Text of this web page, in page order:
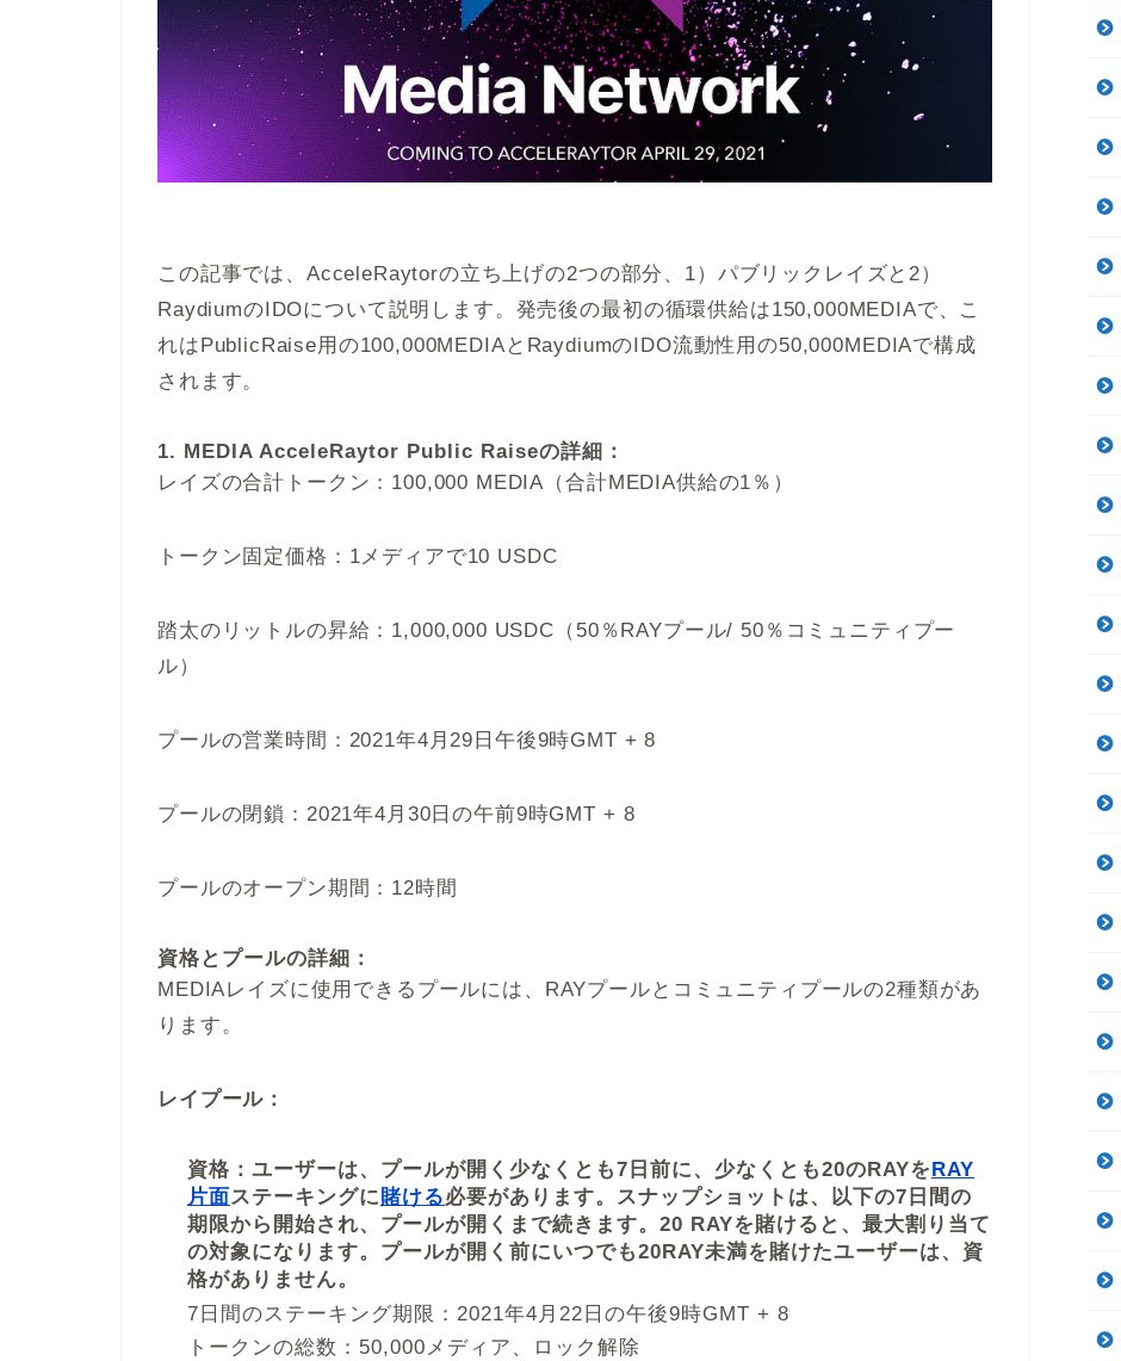
この記事では、AcceleRaytorの立ち上げの2つの部分、1）パブリックレイズと2）
RaydiumのIDOについて説明します。発売後の最初の循環供給は150,000MEDIAで、こ
れはPublicRaise用の100,000MEDIAとRaydiumのIDO流動性用の50,000MEDIAで構成
されます。
1. MEDIA AcceleRaytor Public Raiseの詳細：
レイズの合計トークン：100,000 MEDIA（合計MEDIA供給の1％）
トークン固定価格：1メディアで10 USDC
踏太の リットルの昇給：1,000,000 USDC（50％RAYプール/ 50％コミュニティプー
ル）
プールの営業時間：2021年4月29日午後9時GMT + 8
プールの閉鎖：2021年4月30日の午前9時GMT + 8
プールのオープン期間：12時間
資格とプールの詳細：
MEDIAレイズに使用できるプールには、RAYプールとコミュニティプールの2種類があ
ります。
レイプール：
資格：ユーザーは、プールが開く少なくとも7日前に、少なくとも20のRAYをRAY
片面ステーキングに賭ける必要があります。スナップショットは、以下の7日間の
期限から開始され、プールが開くまで続きます。20 RAYを賭けると、最大割り当て
の対象になります。プールが開く前にいつでも20RAY未満を賭けたユーザーは、資
格がありません。
7日間のステーキング期限：2021年4月22日の午後9時GMT + 8
トークンの総数：50,000メディア、ロック解除